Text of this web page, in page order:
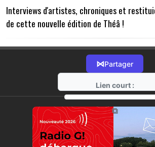
Interviews d'artistes, chroniques et
de cette nouvelle édition de Théâ !
⋈Partager
Lien court :
⧉